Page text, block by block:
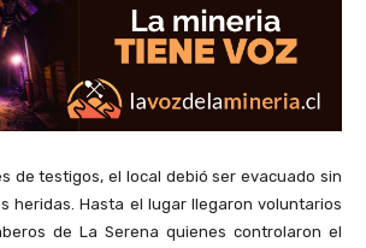
de testigos, el local debió ser evacuado sin
heridas. Hasta el lugar llegaron voluntarios
de La Serena quienes controlaron el